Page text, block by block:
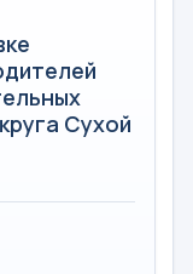
Сухой